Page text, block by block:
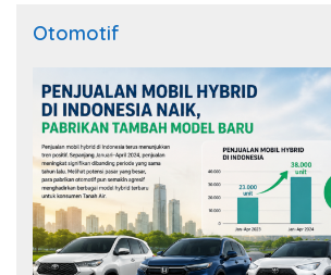
Otomotif